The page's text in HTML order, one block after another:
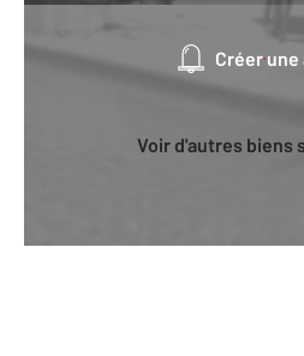
Créer
Voir d'autres biens